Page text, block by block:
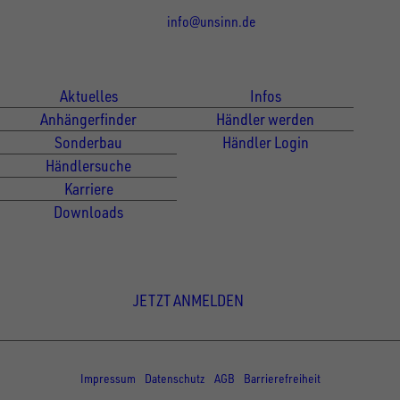
info@unsinn.de
Aktuelles
Anhängerfinder
Sonderbau
Händlersuche
Karriere
Downloads
Infos
Händler werden
Händler Login
JETZT ANMELDEN
Impressum
Datenschutz AGB Barrierefreiheit